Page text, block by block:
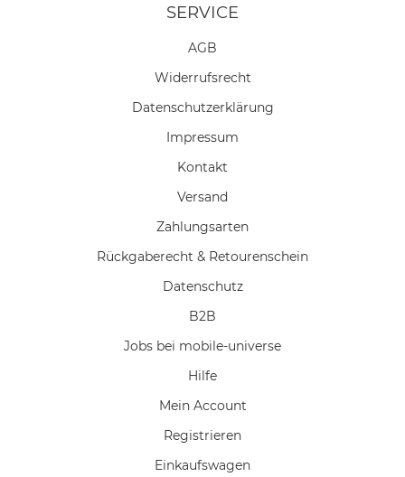
SERVICE
AGB
Widerrufs­recht
Daten­schutz­erklärung
Impressum
Kontakt
Versand
Zahlungsarten
Rückgaberecht & Retourenschein
Datenschutz
B2B
Jobs bei mobile-universe
Hilfe
Mein Account
Registrieren
Einkaufswagen